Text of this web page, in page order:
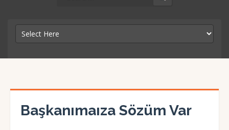
Başkanımaıza Sözüm Var